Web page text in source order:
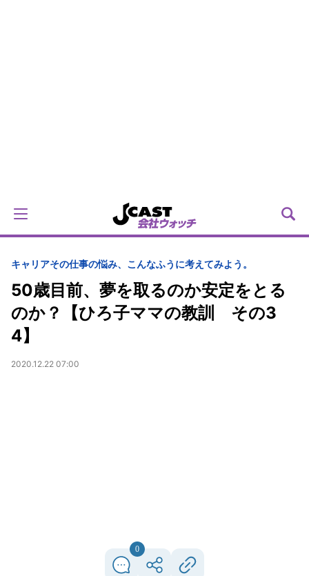
キャリアその仕事の悩み、こんなふうに考えてみよう。
50歳目前、夢を取るのか安定をとる
のか？【ひろ子ママの教訓 その3
4】
2020.12.22 07:00
0